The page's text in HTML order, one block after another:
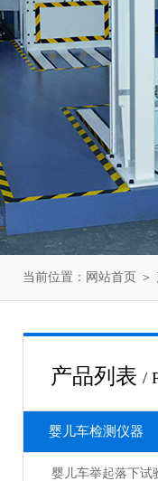
当前位置： 网站首页 ＞
产品列表 /
婴儿车检测仪器
婴儿车举起落下试